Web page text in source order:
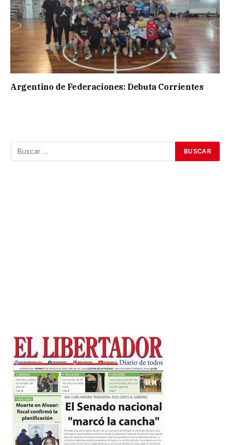
Argentino de Federaciones: Debuta Corrientes